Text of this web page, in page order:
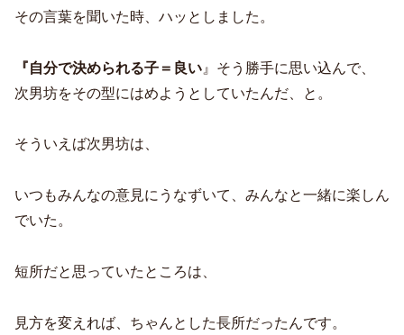
その言葉を聞いた時、ハッとしました。
『自分で決められる子＝良い 』そう勝手に思い込んで、
次男坊をその型にはめようとしていたんだ、と。
そういえば次男坊は、
いつもみんなの意見にうなずいて、みんなと一緒に楽しん
でいた。
短所だと思っていたところは、
見方を変えれば、ちゃんとした長所だったんです。